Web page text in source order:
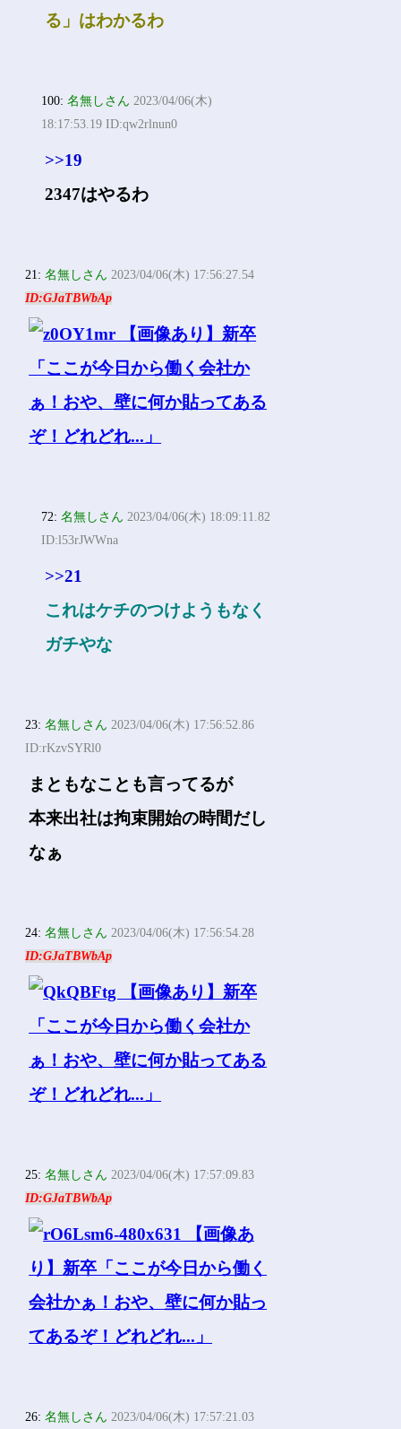
る」はわかるわ
100:名無しさん 2023/04/06(木)
18:17:53.19 ID:qw2rlnun0
>>19
2347はやるわ
21:名無しさん 2023/04/06(木) 17:56:27.54
ID:GJaTBWbAp
72:名無しさん 2023/04/06(木) 18:09:11.82
ID:l53rJWWna
>>21
これはケチのつけようもなく
ガチやな
23:名無しさん 2023/04/06(木) 17:56:52.86
ID:rKzvSYRl0
まともなことも言ってるが
本来出社は拘束開始の時間だし
なぁ
24:名無しさん 2023/04/06(木) 17:56:54.28
ID:GJaTBWbAp
25:名無しさん 2023/04/06(木) 17:57:09.83
ID:GJaTBWbAp
26:名無しさん 2023/04/06(木) 17:57:21.03